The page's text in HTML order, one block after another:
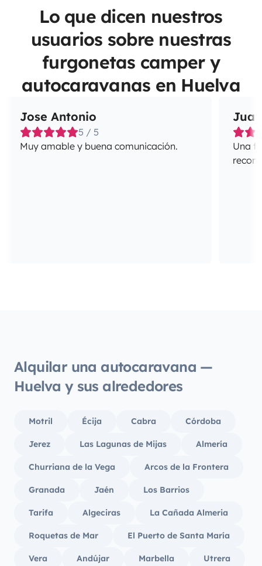
Lo que dicen nuestros
usuarios sobre nuestras
furgonetas camper y
autocaravanas en Huelva
Jose Antonio
5 / 5
Muy amable y buena comunicación.
Una
Alquilar una autocaravana —
Huelva y sus alrededores
Motril Écija Cabra Córdoba
Jerez Las Lagunas de Mijas Almería
Churriana de la Vega Arcos de la Frontera
Granada Jaén Los Barrios
Tarifa Algeciras La Cañada Almeria
Roquetas de Mar El Puerto de Santa María
Vera Andújar Marbella Utrera